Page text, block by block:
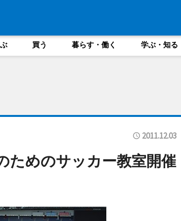
買う 暮らす・働く 学ぶ・知る
2011.12.03
ためのサッカー教室開催